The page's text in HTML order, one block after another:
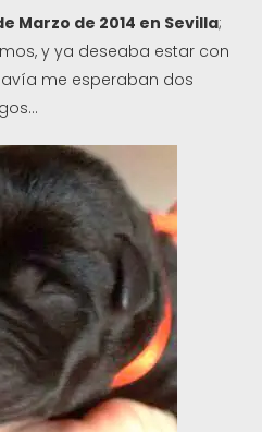
Marzo de 2014 en Sevilla;
y ya deseaba estar con
me esperaban dos